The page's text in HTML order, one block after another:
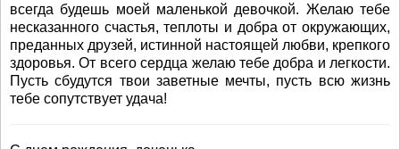
всегда будешь моей маленькой девочкой. Желаю тебе
несказанного счастья, теплоты и добра от окружающих,
преданных друзей, истинной настоящей любви, крепкого
здоровья. От всего сердца желаю тебе добра и легкости.
Пусть сбудутся твои заветные мечты, пусть всю жизнь
тебе сопутствует удача!